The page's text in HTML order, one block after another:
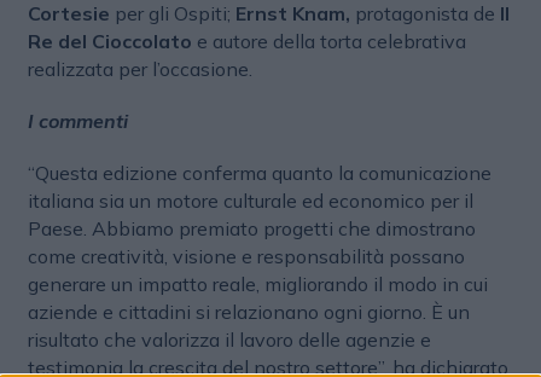
Cortesie per gli Ospiti; Ernst Knam, protagonista de Il
Re del Cioccolato e autore della torta celebrativa
realizzata per l’occasione.
I commenti
“Questa edizione conferma quanto la comunicazione
italiana sia un motore culturale ed economico per il
Paese. Abbiamo premiato progetti che dimostrano
come creatività, visione e responsabilità possano
generare un impatto reale, migliorando il modo in cui
aziende e cittadini si relazionano ogni giorno. È un
risultato che valorizza il lavoro delle agenzie e
testimonia la crescita del nostro settore”, ha dichiarato